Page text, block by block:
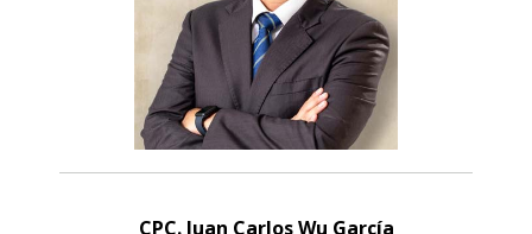
CPC. Juan Carlos Wu García